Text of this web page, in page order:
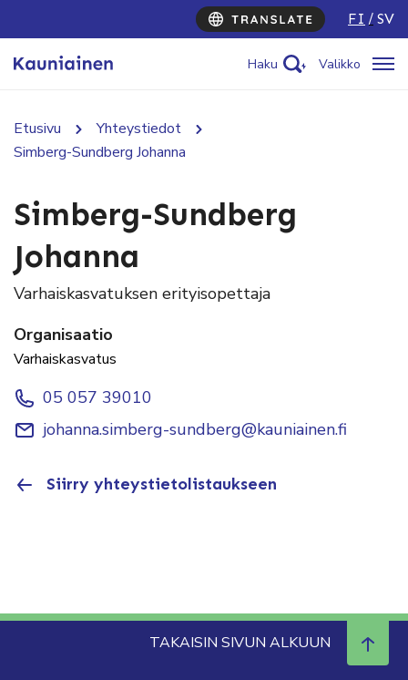
FI SV
Haku Valikko
Etusivu
Yhteystiedot
Simberg-Sundberg Johanna
Simberg-Sundberg
Johanna
Varhaiskasvatuksen erityisopettaja
Organisaatio
Varhaiskasvatus
05 057 39010
johanna.simberg-sundberg@kauniainen.fi
Siirry yhteystietolistaukseen
TAKAISIN SIVUN ALKUUN